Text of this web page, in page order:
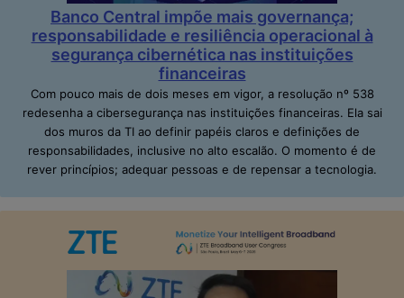
Banco Central impõe mais governança;
responsabilidade e resiliência operacional à
segurança cibernética nas instituições
financeiras
Com pouco mais de dois meses em vigor, a resolução nº 538
redesenha a cibersegurança nas instituições financeiras. Ela sai
dos muros da TI ao definir papéis claros e definições de
responsabilidades, inclusive no alto escalão. O momento é de
rever princípios; adequar pessoas e de repensar a tecnologia.